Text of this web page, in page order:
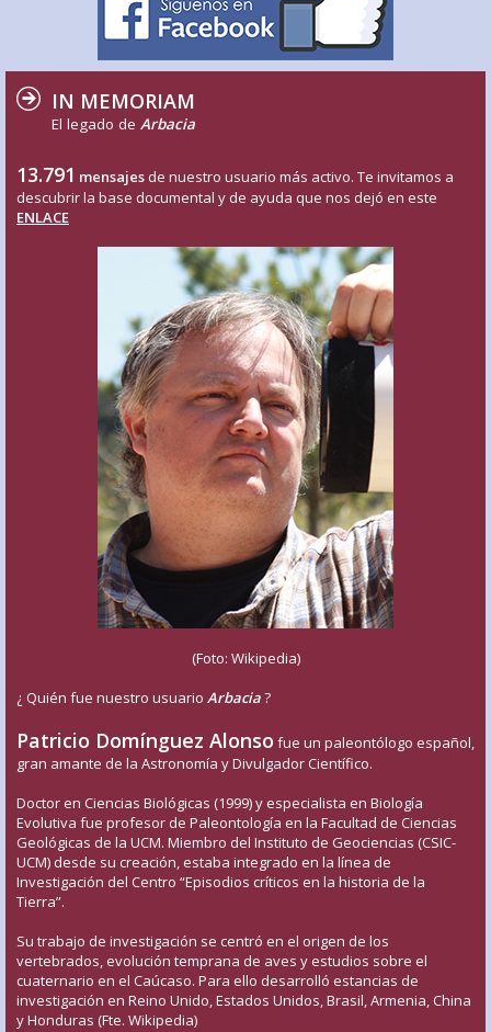
IN MEMORIAM
El legado de Arbacia
13.791 mensajes de nuestro usuario más activo. Te invitamos a
descubrir la base documental y de ayuda que nos dejó en este
ENLACE
(Foto: Wikipedia)
¿ Quién fue nuestro usuario Arbacia?
Patricio Domínguez Alonso fue un paleontólogo español,
gran amante de la Astronomía y Divulgador Científico.
Doctor en Ciencias Biológicas (1999) y especialista en Biología
Evolutiva fue profesor de Paleontología en la Facultad de Ciencias
Geológicas de la UCM. Miembro del Instituto de Geociencias (CSIC-
UCM) desde su creación, estaba integrado en la línea de
Investigación del Centro “Episodios críticos en la historia de la
Tierra”.
Su trabajo de investigación se centró en el origen de los
vertebrados, evolución temprana de aves y estudios sobre el
cuaternario en el Caúcaso. Para ello desarrolló estancias de
investigación en Reino Unido, Estados Unidos, Brasil, Armenia, China
y Honduras (Fte. Wikipedia)